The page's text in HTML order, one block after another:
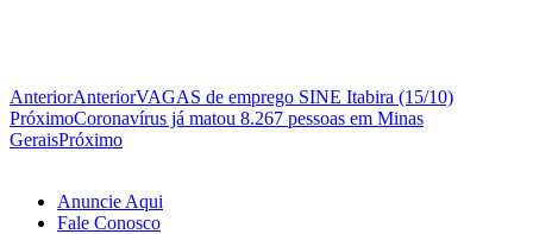
AnteriorAnteriorVAGAS de emprego SINE Itabira (15/10)
PróximoCoronavírus já matou 8.267 pessoas em Minas
GeraisPróximo
Anuncie Aqui
Fale Conosco